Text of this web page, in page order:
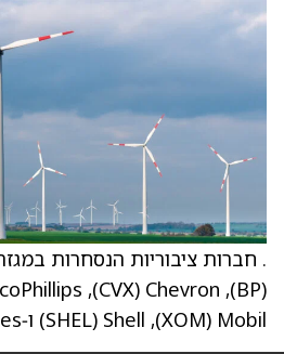
Mobil‏ (XOM), Shell‏ (SHEL) ו‑TotalEnergies‏ (TTE).